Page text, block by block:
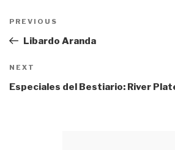
Previous
Post
PREVIOUS
Libardo Aranda
Next
Post
NEXT
Especiales del Bestiario: River